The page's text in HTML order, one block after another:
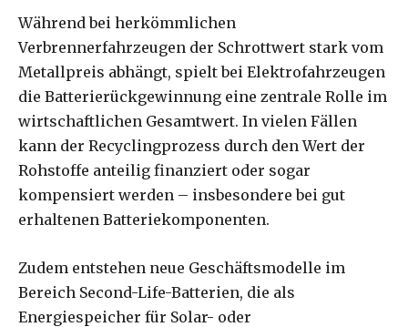
Während bei herkömmlichen
Verbrennerfahrzeugen der Schrottwert stark vom
Metallpreis abhängt, spielt bei Elektrofahrzeugen
die Batterierückgewinnung eine zentrale Rolle im
wirtschaftlichen Gesamtwert. In vielen Fällen
kann der Recyclingprozess durch den Wert der
Rohstoffe anteilig finanziert oder sogar
kompensiert werden – insbesondere bei gut
erhaltenen Batteriekomponenten.
Zudem entstehen neue Geschäftsmodelle im
Bereich Second-Life-Batterien, die als
Energiespeicher für Solar- oder